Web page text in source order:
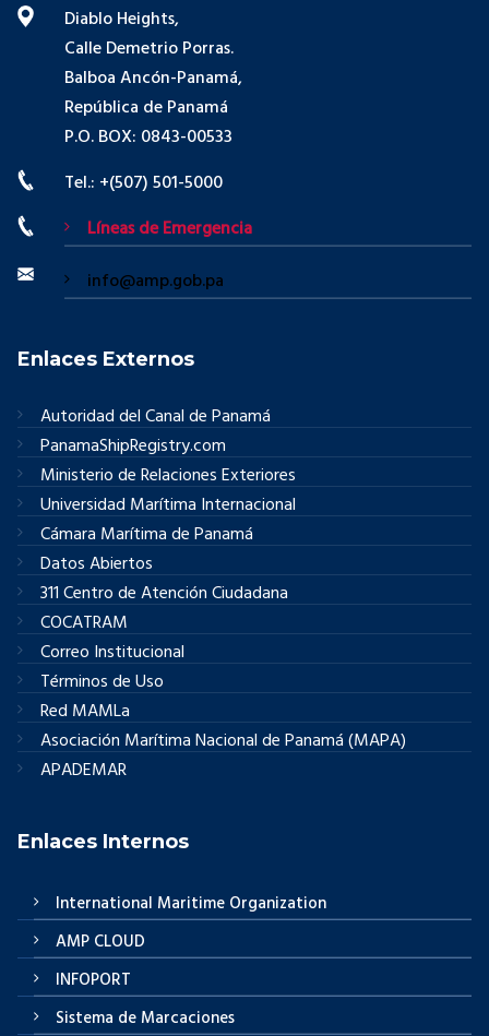
Diablo Heights,
Calle Demetrio Porras.
Balboa Ancón-Panamá,
República de Panamá
P.O. BOX: 0843-00533
Tel.: +(507) 501-5000
Líneas de Emergencia
info@amp.gob.pa
Enlaces Externos
Autoridad del Canal de Panamá
PanamaShipRegistry.com
Ministerio de Relaciones Exteriores
Universidad Marítima Internacional
Cámara Marítima de Panamá
Datos Abiertos
311 Centro de Atención Ciudadana
COCATRAM
Correo Institucional
Términos de Uso
Red MAMLa
Asociación Marítima Nacional de Panamá (MAPA)
APADEMAR
Enlaces Internos
International Maritime Organization
AMP CLOUD
INFOPORT
Sistema de Marcaciones